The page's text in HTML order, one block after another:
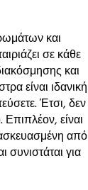
και
σε κάθε
και
είναι ιδανική
Έτσι, δεν
είναι
από
συνιστάται για